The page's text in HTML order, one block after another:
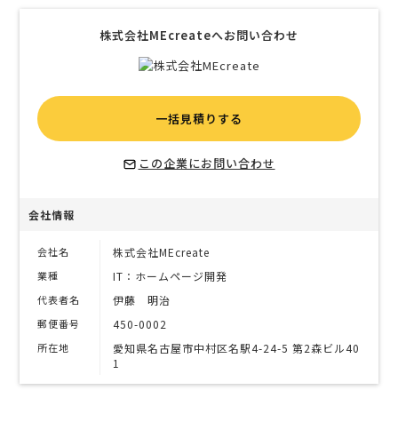
株式会社MEcreateへお問い合わせ
一括見積りする
この企業にお問い合わせ
会社情報
会社名 株式会社MEcreate
業種 IT：ホームページ開発
代表者名 伊藤 明治
郵便番号 450-0002
所在地
愛知県名古屋市中村区名駅4-24-5 第2森ビル40
1